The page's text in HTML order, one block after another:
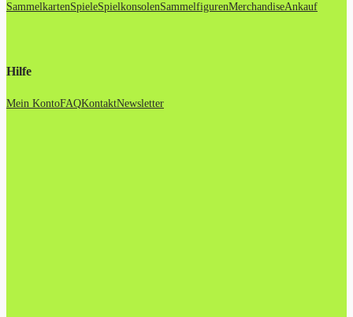
SammelkartenSpieleSpielkonsolenSammelfigurenMerchandiseAnkauf
Hilfe
Mein KontoFAQKontaktNewsletter